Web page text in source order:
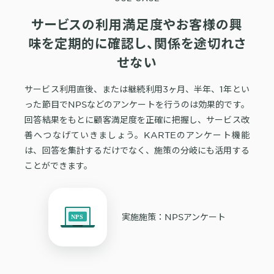
サービスの利用満足度やお客様の興
味を定期的に確認し、関係を途切れさ
せない
サービス利用直後、または継続利用3ヶ月、半年、1年とい
った節目でNPSなどのアンケートを行うのは効果的です。
回答結果をもとに顧客満足度を正確に把握し、サービス改
善へつなげていきましょう。KARTEのアンケート機能
は、回答を集計するだけでなく、施策の分岐にも活用する
ことができます。
実施施策：NPSアンケート